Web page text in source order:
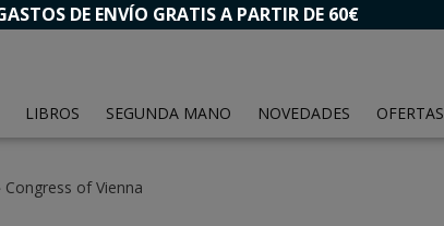
DE ENVÍO GRATIS A PARTIR DE 60€
LIBROS SEGUNDA MANO NOVEDADES OFERTAS
Congress of Vienna